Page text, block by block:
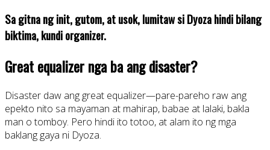
Sa gitna ng init, gutom, at usok, lumitaw si Dyoza hindi bilang
biktima, kundi organizer.
Great equalizer nga ba ang disaster?
Disaster daw ang great equalizer—pare-pareho raw ang
epekto nito sa mayaman at mahirap, babae at lalaki, bakla
man o tomboy. Pero hindi ito totoo, at alam ito ng mga
baklang gaya ni Dyoza.